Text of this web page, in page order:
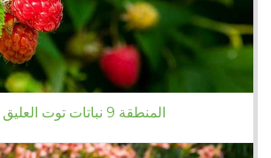
المنطقة 9 نباتات توت العليق للمنطقة 9 حدائق